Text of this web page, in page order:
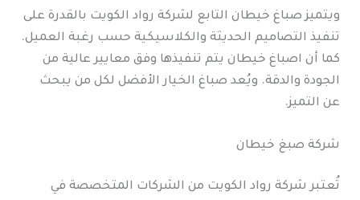
ويتميز صباغ خيطان التابع لشركة رواد الكويت بالقدرة على
تنفيذ التصاميم الحديثة والكلاسيكية حسب رغبة العميل.
كما أن اصباغ خيطان يتم تنفيذها وفق معايير عالية من
الجودة والدقة. ويُعد صباغ الخيار الأفضل لكل من يبحث
عن التميز.
شركة صبغ خيطان
تُعتبر شركة رواد الكويت من الشركات المتخصصة في